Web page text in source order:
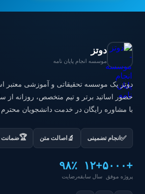
دوتز
موسسه انجام پایان نامه
با مشاوره رایگان در خدمت دانشجویان
✅ انجام تضمینی 🔬 اصالت متن 🏆ضمانت
+۵۰۰۰
پروژه موفق
+۱۲
سال سابقه
۹۸٪
رضایت